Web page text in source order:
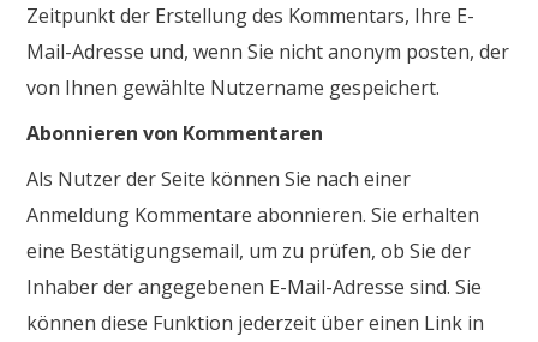
Zeitpunkt der Erstellung des Kommentars, Ihre E-
Mail-Adresse und, wenn Sie nicht anonym posten, der
von Ihnen gewählte Nutzername gespeichert.
Abonnieren von Kommentaren
Als Nutzer der Seite können Sie nach einer
Anmeldung Kommentare abonnieren. Sie erhalten
eine Bestätigungsemail, um zu prüfen, ob Sie der
Inhaber der angegebenen E-Mail-Adresse sind. Sie
können diese Funktion jederzeit über einen Link in